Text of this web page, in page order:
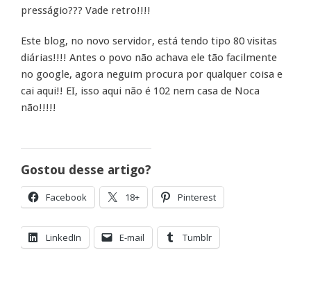
presságio??? Vade retro!!!!
Este blog, no novo servidor, está tendo tipo 80 visitas
diárias!!!! Antes o povo não achava ele tão facilmente
no google, agora neguim procura por qualquer coisa e
cai aqui!! EI, isso aqui não é 102 nem casa de Noca
não!!!!!
Gostou desse artigo?
Facebook 18+ Pinterest
LinkedIn E-mail Tumblr